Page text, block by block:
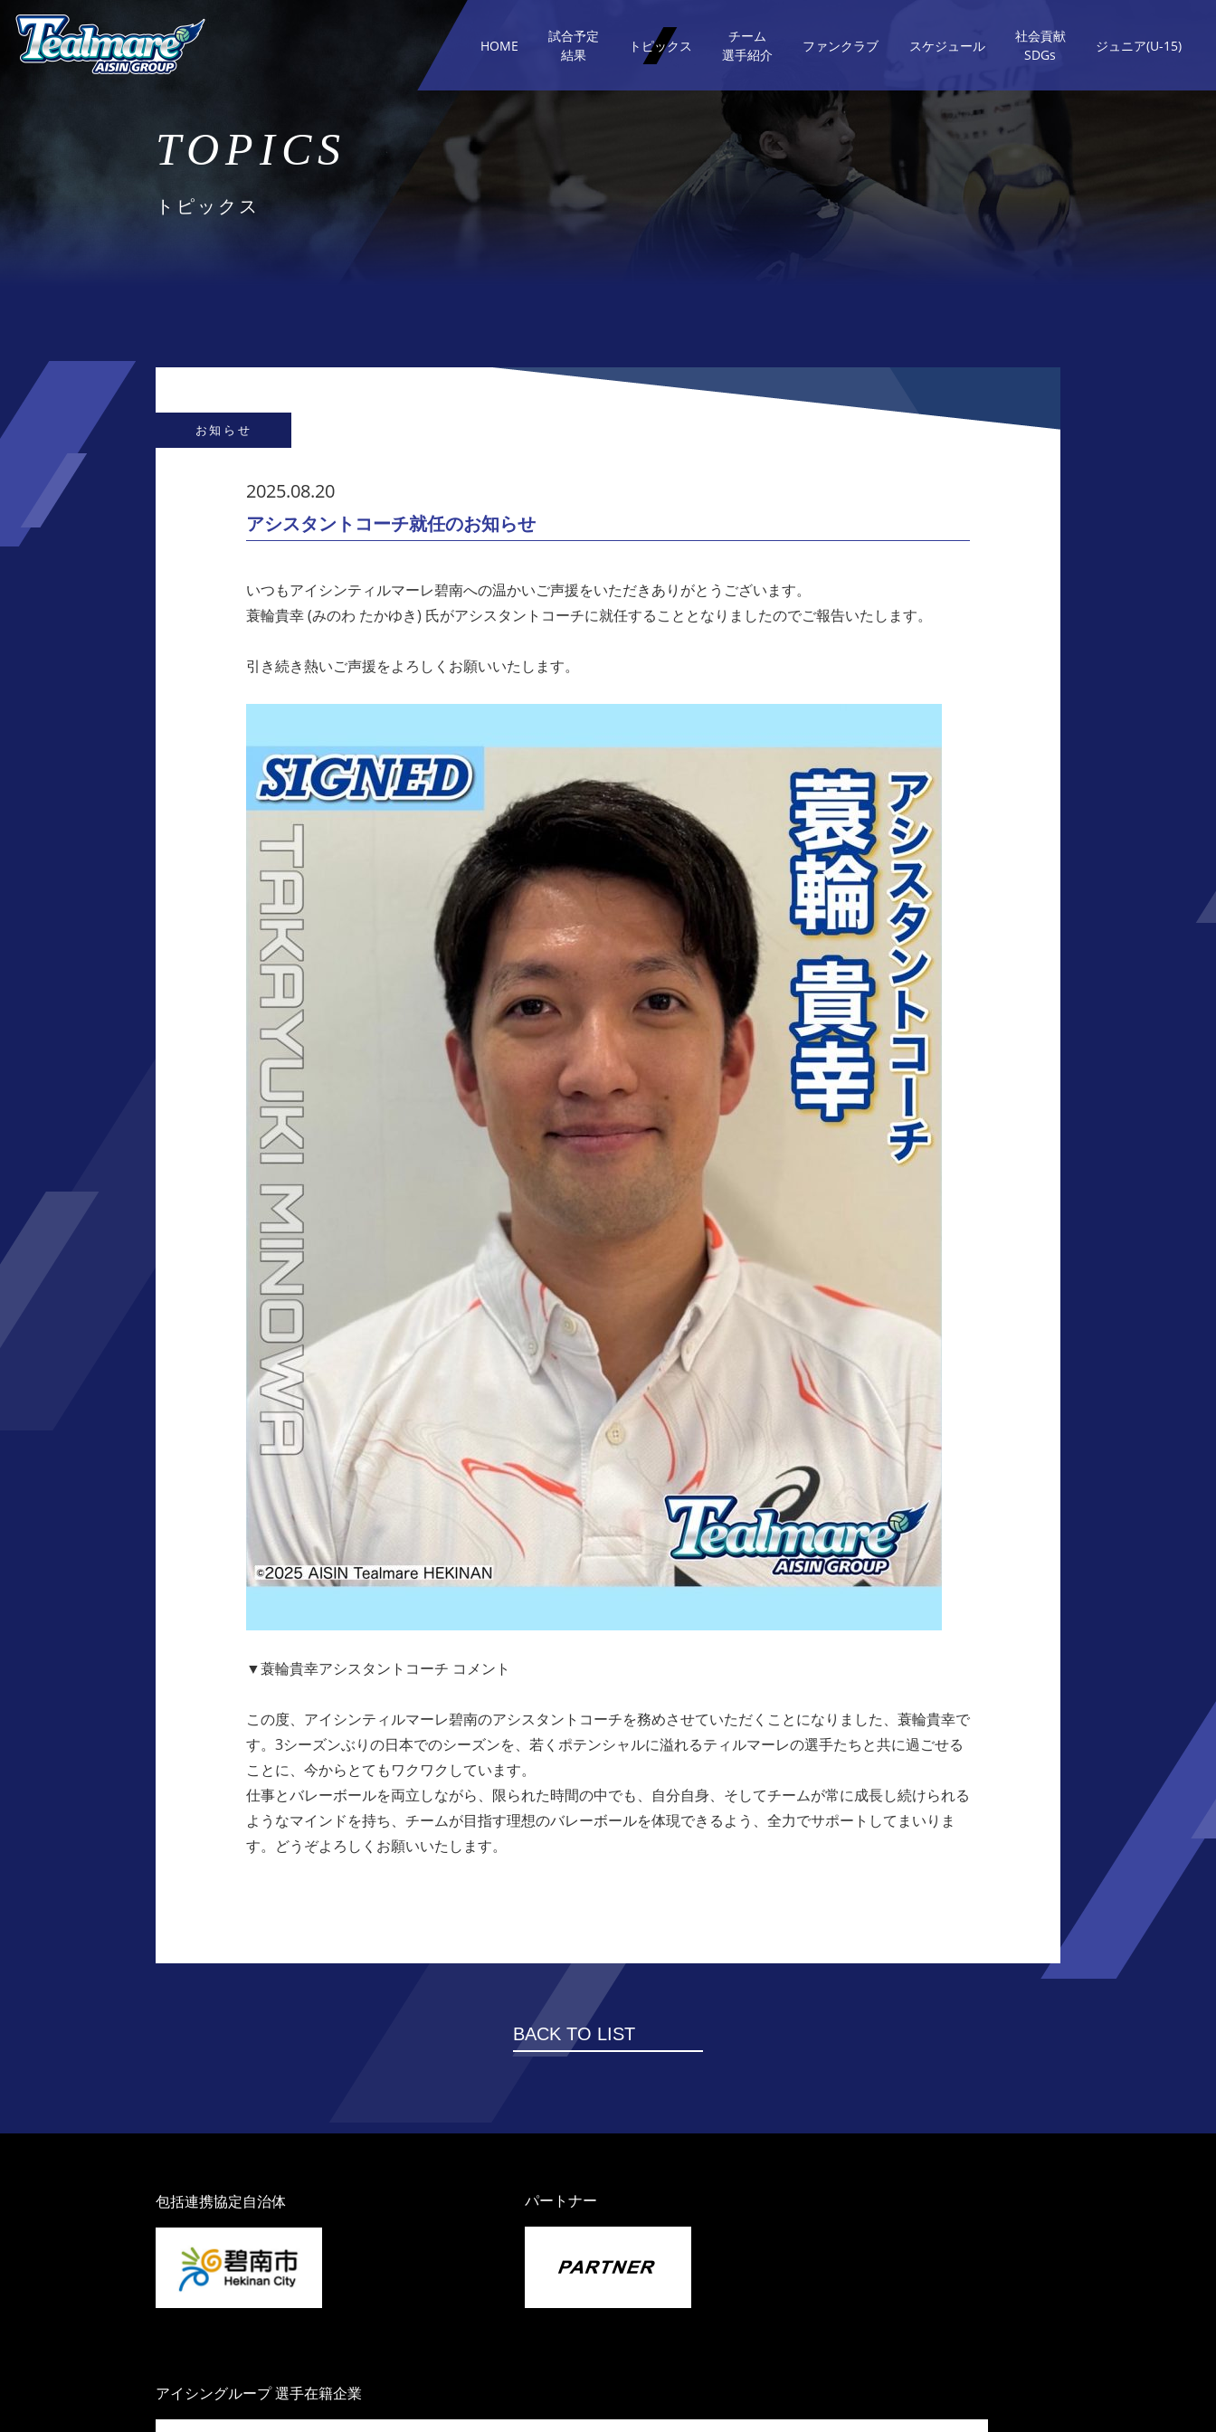
HOME
試合予定
結果
トピックス
チーム
選手紹介
ファンクラブ スケジュール
社会貢献
SDGs
ジュニア(U-15)
TOPICS
トピックス
お知らせ
2025.08.20
アシスタントコーチ就任のお知らせ
いつもアイシンティルマーレ碧南への温かいご声援をいただきありがとうございます。
蓑輪貴幸 (みのわ たかゆき) 氏がアシスタントコーチに就任することとなりましたのでご報告いたします。
引き続き熱いご声援をよろしくお願いいたします。
▼蓑輪貴幸アシスタントコーチ コメント
この度、アイシンティルマーレ碧南のアシスタントコーチを務めさせていただくことになりました、蓑輪貴幸で
す。3シーズンぶりの日本でのシーズンを、若くポテンシャルに溢れるティルマーレの選手たちと共に過ごせる
ことに、今からとてもワクワクしています。
仕事とバレーボールを両立しながら、限られた時間の中でも、自分自身、そしてチームが常に成長し続けられる
ようなマインドを持ち、チームが目指す理想のバレーボールを体現できるよう、全力でサポートしてまいりま
す。どうぞよろしくお願いいたします。
BACK TO LIST
包括連携協定自治体 パートナー
アイシングループ 選手在籍企業